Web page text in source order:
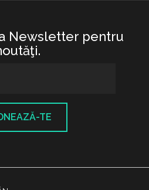
Newsletter pentru
TE